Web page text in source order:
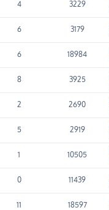
4 3229
6 3179
6 18984
8 3925
2 2690
5 2919
1 10505
0 11439
11 18597